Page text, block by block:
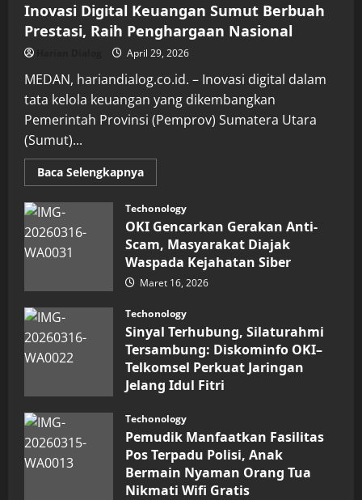
Inovasi Digital Keuangan Sumut Berbuah
Prestasi, Raih Penghargaan Nasional
April 29, 2026
MEDAN, hariandialog.co.id. – Inovasi digital dalam
tata kelola keuangan yang dikembangkan
Pemerintah Provinsi (Pemprov) Sumatera Utara
(Sumut)...
Baca SelengkapnyaRead
more
Inovasi
Digital
Keuangan
Sumut
Berbuah
Prestasi,
Raih
Penghargaan
Techonology
OKI Gencarkan Gerakan Anti-
Scam, Masyarakat Diajak
Waspada Kejahatan Siber
Maret 16, 2026
Techonology
Sinyal Terhubung, Silaturahmi
Tersambung: Diskominfo OKI–
Telkomsel Perkuat Jaringan
Jelang Idul Fitri
Techonology
Pemudik Manfaatkan Fasilitas
Pos Terpadu Polisi, Anak
Bermain Nyaman Orang Tua
Nikmati Wifi Gratis